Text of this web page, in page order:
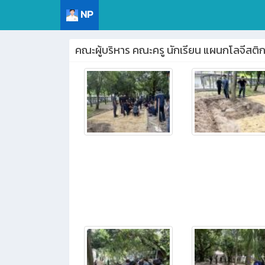
NP
คณะผู้บริหาร คณะครู นักเรียน แผนกโลจีสติ